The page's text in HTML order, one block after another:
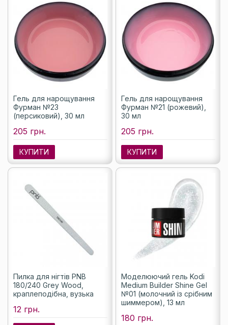
Гель для нарощування
Фурман №23
(персиковий), 30 мл
205 грн.
КУПИТИ
Гель для нарощування
Фурман №21 (рожевий),
30 мл
205 грн.
КУПИТИ
Пилка для нігтів PNB
180/240 Grey Wood,
краплеподібна, вузька
12 грн.
Моделюючий гель Kodi
Medium Builder Shine Gel
№01 (молочний із срібним
шиммером), 13 мл
180 грн.